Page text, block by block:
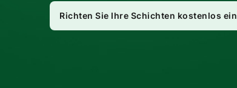
Richten Sie Ihre Schichten kostenlos ein